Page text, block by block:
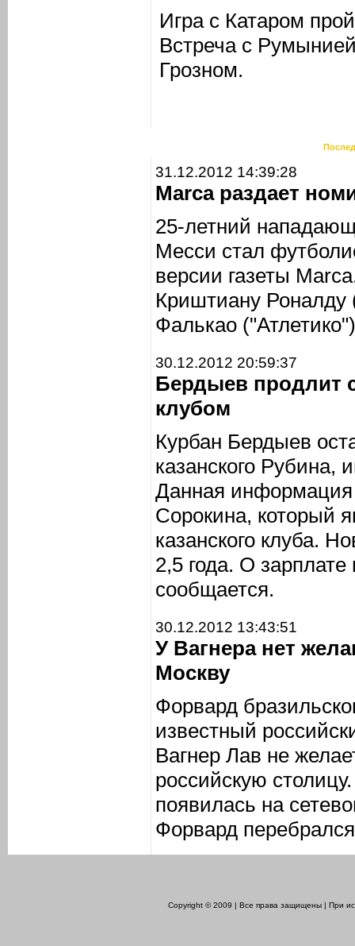
Игра с Катаром
Встреча с
Грозном.
31.12.2012 14:39:28
Marca раздает
25-летний
Месси стал
версии газеты
Криштиану
Фалькао
30.12.2012 20:59:37
Бердыев продлит
клубом
Курбан Бердыев
казанского
Данная информация
Сорокина, который
казанского клуба.
2,5 года. О
сообщается.
30.12.2012 13:43:51
У Вагнера нет
Москву
Форвард
известный
Вагнер Лав не
российскую
появилась на
Форвард
Copyright © 2009 | Все права защищены | При